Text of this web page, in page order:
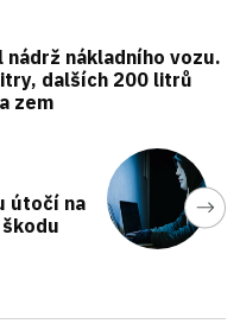
nákladního vozu.
dalších 200 litrů
zem
útočí na